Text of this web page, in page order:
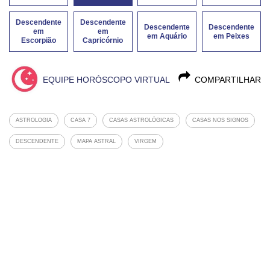
Descendente
em
Escorpião
Descendente
em
Capricórnio
Descendente
em Aquário
Descendente
em Peixes
COMPARTILHAR
EQUIPE HORÓSCOPO VIRTUAL
ASTROLOGIA CASA 7 CASAS ASTROLÓGICAS CASAS NOS SIGNOS
DESCENDENTE MAPA ASTRAL VIRGEM